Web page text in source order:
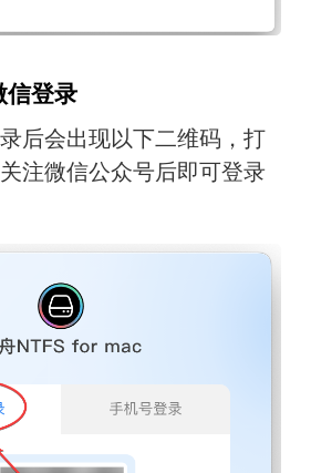
登录
会出现以下二维码，打
注微信公众号后即可登录